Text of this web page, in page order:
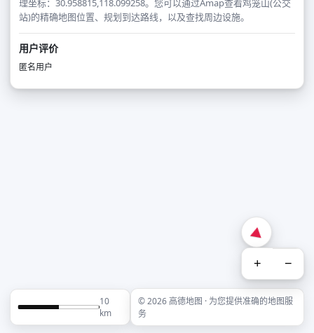
理坐标：30.958815,118.099258。您可以通过Amap查看鸡笼山(公交
站)的精确地图位置、规划到达路线，以及查找周边设施。
用户评价
匿名用户
+ −
10
km
© 2026 高德地图 · 为您提供准确的地图服
务